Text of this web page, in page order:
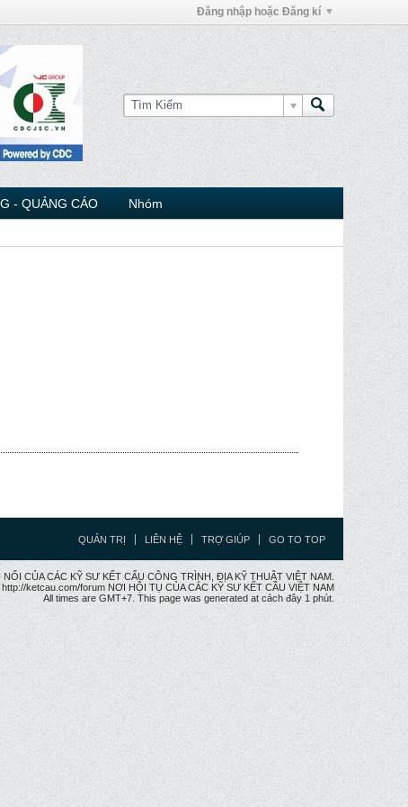
Đăng nhập hoặc Đăng kí
- QUẢNG CÁO Nhóm
QUẢN TRỊ LIÊN HỆ TRỢ GIÚP GO TO TOP
CỦA CÁC KỸ SƯ KẾT CẤU CÔNG TRÌNH, ĐỊA KỸ THUẬT VIỆT NAM.
ketcau.com/forum NƠI HỘI TỤ CỦA CÁC KỸ SƯ KẾT CÂU VIỆT NAM
All times are GMT+7. This page was generated at cách đây 1 phút.